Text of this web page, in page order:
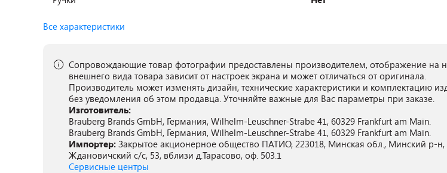
Все характеристики
Сопровождающие товар фотографии предоставлены производителем, отображение на
внешнего вида товара зависит от настроек экрана и может отличаться от оригинала.
Производитель может изменять дизайн, технические характеристики и комплектацию
без уведомления об этом продавца. Уточняйте важные для Вас параметры при заказе.
Изготовитель:
Brauberg Brands GmbH, Германия, Wilhelm-Leuschner-Strabe 41, 60329 Frankfurt am Main.
Brauberg Brands GmbH, Германия, Wilhelm-Leuschner-Strabe 41, 60329 Frankfurt am Main.
Импортер: Закрытое акционерное общество ПАТИО, 223018, Минская обл., Минский р-н,
Ждановичский с/с, 53, вблизи д.Тарасово, оф. 503.1
Сервисные центры